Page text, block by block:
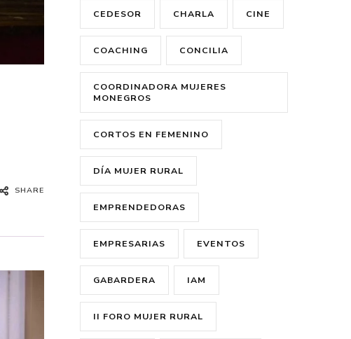
SHARE
CEDESOR CHARLA CINE
COACHING CONCILIA
COORDINADORA MUJERES
MONEGROS
CORTOS EN FEMENINO
DÍA MUJER RURAL
EMPRENDEDORAS
EMPRESARIAS EVENTOS
GABARDERA IAM
II FORO MUJER RURAL